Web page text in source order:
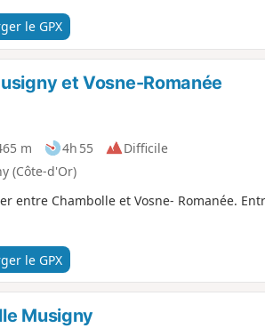
le GPX
et Vosne-Romanée
m 4h 55
Difficile
(Côte-d'Or)
entre Chambolle et Vosne- Romanée.
le GPX
Musigny